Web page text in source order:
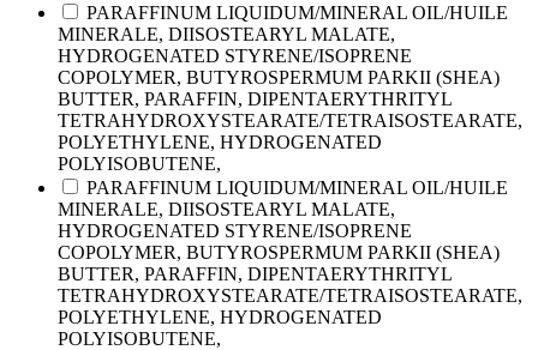
PARAFFINUM LIQUIDUM/MINERAL OIL/HUILE
MINERALE, DIISOSTEARYL MALATE,
HYDROGENATED STYRENE/ISOPRENE
COPOLYMER, BUTYROSPERMUM PARKII (SHEA)
BUTTER, PARAFFIN, DIPENTAERYTHRITYL
TETRAHYDROXYSTEARATE/TETRAISOSTEARATE,
POLYETHYLENE, HYDROGENATED
POLYISOBUTENE,
PARAFFINUM LIQUIDUM/MINERAL OIL/HUILE
MINERALE, DIISOSTEARYL MALATE,
HYDROGENATED STYRENE/ISOPRENE
COPOLYMER, BUTYROSPERMUM PARKII (SHEA)
BUTTER, PARAFFIN, DIPENTAERYTHRITYL
TETRAHYDROXYSTEARATE/TETRAISOSTEARATE,
POLYETHYLENE, HYDROGENATED
POLYISOBUTENE,